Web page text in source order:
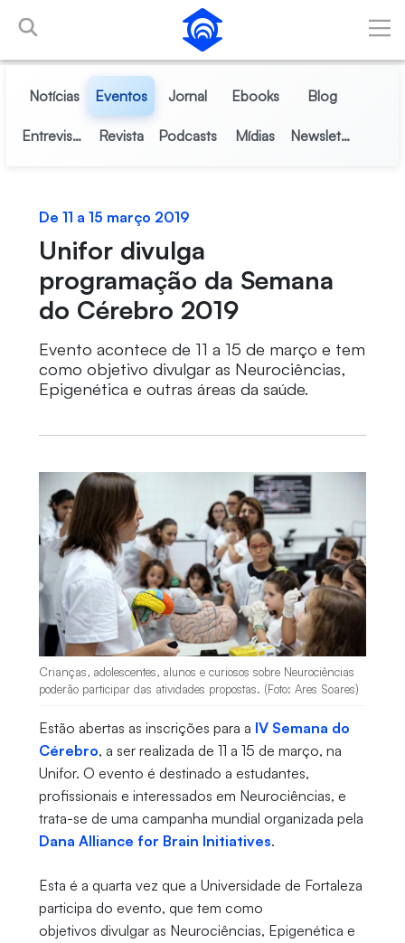
Pular para o Conteúdo principal
Notícias Eventos Jornal Ebooks Blog
Entrevistas Revista Podcasts Mídias Newsletter
De 11 a 15 março 2019
Unifor divulga
programação da Semana
do Cérebro 2019
Evento acontece de 11 a 15 de março e tem
como objetivo divulgar as Neurociências,
Epigenética e outras áreas da saúde.
Crianças, adolescentes, alunos e curiosos sobre Neurociências
poderão participar das atividades propostas. (Foto: Ares Soares)
Estão abertas as inscrições para a IV Semana do
Cérebro, a ser realizada de 11 a 15 de março, na
Unifor. O evento é destinado a estudantes,
profissionais e interessados em Neurociências, e
trata-se de uma campanha mundial organizada pela
Dana Alliance for Brain Initiatives.
Esta é a quarta vez que a Universidade de Fortaleza
participa do evento, que tem como
objetivos divulgar as Neurociências, Epigenética e